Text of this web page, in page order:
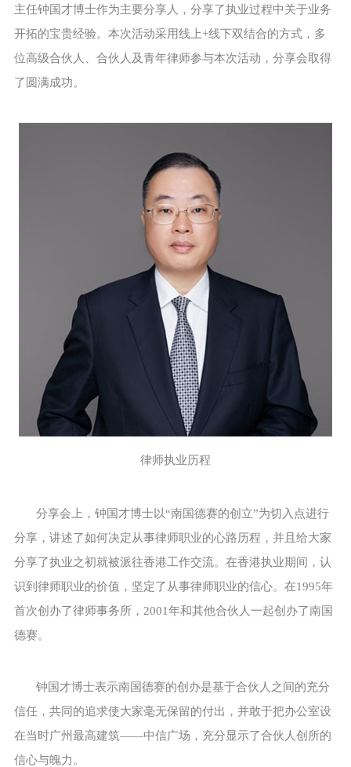
主任钟国才博士作为主要分享人，分享了执业过程中关于业务
开拓的宝贵经验。本次活动采用线上+线下双结合的方式，多
位高级合伙人、合伙人及青年律师参与本次活动，分享会取得
了圆满成功。
律师执业历程
分享会上，钟国才博士以“南国德赛的创立”为切入点进行
分享，讲述了如何决定从事律师职业的心路历程，并且给大家
分享了执业之初就被派往香港工作交流。在香港执业期间，认
识到律师职业的价值，坚定了从事律师职业的信心。在1995年
首次创办了律师事务所，2001年和其他合伙人一起创办了南国
德赛。
钟国才博士表示南国德赛的创办是基于合伙人之间的充分
信任，共同的追求使大家毫无保留的付出，并敢于把办公室设
在当时广州最高建筑——中信广场，充分显示了合伙人创所的
信心与魄力。